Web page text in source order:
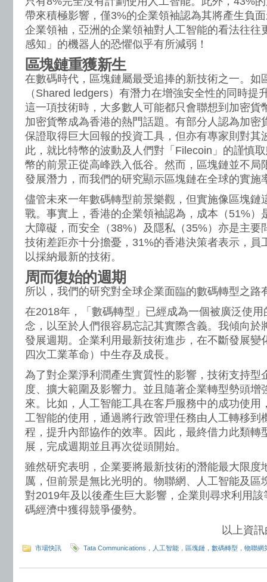
帶來積極影響，僅3%的企業領袖認為其將產生負
企業領袖，亞洲的企業領袖對人工智能的看法往往
感知」的機器人的恐懼似乎有所減弱！
區塊鏈重獲新生
在數碼時代，區塊鏈屬最受追捧的新技術之一。如
（Shared ledgers）有潛力在增強安全性的同時提
這一項技術時，大多數人可能都只會聯想到加密貨
加密貨幣成為香港的熱門話題。有部分人認為加密
保證取得巨大回報的投資工具，但亦有專家則對其
此，就比特幣的波動及人們對「Filecoin」的謹慎
幣的前景正從高峰跌入低谷。然而，區塊鏈並不局
發展潛力，而我們的研究顯示區塊鏈在全球的實施
儘管未來一年數碼轉型前景樂觀，但實施像區塊鏈
戰。事實上，香港的企業領袖認為，成本（51%）
大障礙，而安全（38%）及隱私（35%）亦是主要
技術差距亦十分擔憂，31%的香港決策者表示，員
以採納最新的技術。
周而復始的週期
所以，我們的研究對全球企業面臨的數碼轉型之路
在2018年，「數碼轉型」已經成為一個被廣泛使
念，以至於人們很容易忘記其實際含義。我傾向於
發展週期。企業利用最新技術進步，在不斷發展變
四次工業革命）中生存及成長。
為了對企業淨利潤產生實質性的影響，技術支持型
度、擴大範圍及影響力。並且隨著企業轉型勢頭增
來。比如，人工智能工具在客戶服務中的成功使用
工智能的使用，通過將行政管理任務由人工轉移到
程，提升內部協作的效率。因此，最終借力此類轉
展，完成週期並且再次從頭開始。
雖然研究表明，企業要將最新技術的潛能最大限度
厲，但前景是無比光明的。物聯網、人工智能及區
對2019年及以後產生巨大影響，企業則尋求利用
碼經濟中獲得競爭優勢。
以上資
市場快訊 Tata Communications，人工智能，區塊鏈，數碼轉型，物聯網